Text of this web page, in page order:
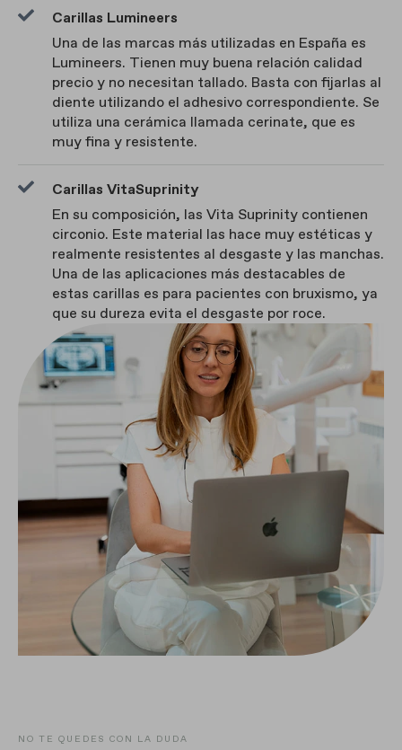
Carillas Lumineers
Una de las marcas más utilizadas en España es
Lumineers. Tienen muy buena relación calidad
precio y no necesitan tallado. Basta con fijarlas al
diente utilizando el adhesivo correspondiente. Se
utiliza una cerámica llamada cerinate, que es
muy fina y resistente.
Carillas VitaSuprinity
En su composición, las Vita Suprinity contienen
circonio. Este material las hace muy estéticas y
realmente resistentes al desgaste y las manchas.
Una de las aplicaciones más destacables de
estas carillas es para pacientes con bruxismo, ya
que su dureza evita el desgaste por roce.
NO TE QUEDES CON LA DUDA